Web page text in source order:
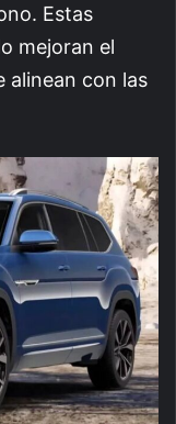
Estas
mejoran el
alinean con las